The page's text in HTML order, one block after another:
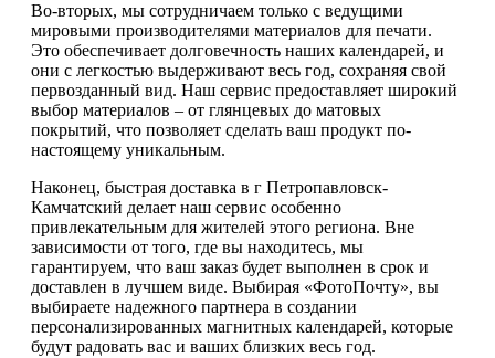
Во-вторых, мы сотрудничаем только с ведущими
мировыми производителями материалов для печати.
Это обеспечивает долговечность наших календарей, и
они с легкостью выдерживают весь год, сохраняя свой
первозданный вид. Наш сервис предоставляет широкий
выбор материалов – от глянцевых до матовых
покрытий, что позволяет сделать ваш продукт по-
настоящему уникальным.
Наконец, быстрая доставка в г Петропавловск-
Камчатский делает наш сервис особенно
привлекательным для жителей этого региона. Вне
зависимости от того, где вы находитесь, мы
гарантируем, что ваш заказ будет выполнен в срок и
доставлен в лучшем виде. Выбирая «ФотоПочту», вы
выбираете надежного партнера в создании
персонализированных магнитных календарей, которые
будут радовать вас и ваших близких весь год.